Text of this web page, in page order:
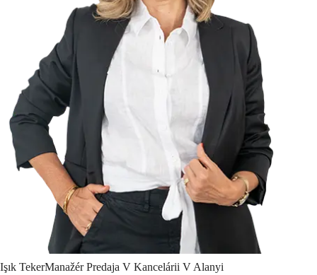
Işık TekerManažér Predaja V Kancelárii V Alanyi